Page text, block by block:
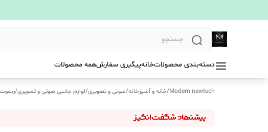
دسته‌بندی محصولاتخانهپیگیری سفارشهمه محصولات
Modern newtech
/خانه و آشپزخانه/صوتی و تصویری/لوازم جانبی صوتی و تصویری/